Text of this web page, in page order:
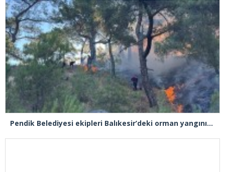
Pendik Belediyesi ekipleri Balıkesir’deki orman yangınına müdahale ediyor